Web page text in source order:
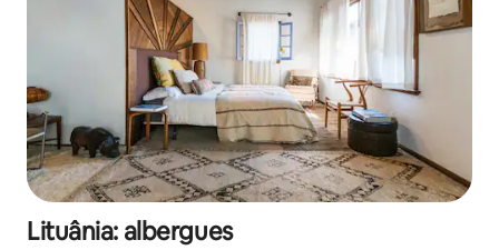
Lituânia: albergues